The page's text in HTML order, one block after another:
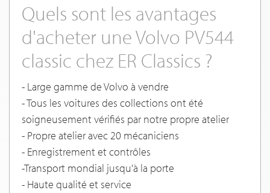
Quels sont les avantages
d'acheter une Volvo PV544
classic chez ER Classics ?
- Large gamme de Volvo à vendre
- Tous les voitures des collections ont été
soigneusement vérifiés par notre propre atelier
- Propre atelier avec 20 mécaniciens
- Enregistrement et contrôles
-Transport mondial jusqu'à la porte
- Haute qualité et service